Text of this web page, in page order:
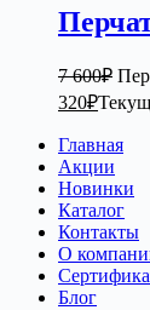
7 600₽
320₽
Главная
Акции
Новинки
Каталог
Контакты
О
Блог